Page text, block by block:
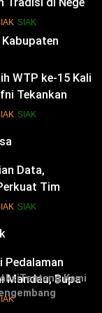
SIAK
WTP ke-15 Kali
Tekankan
Keuangan
SIAK
Data,
Tim
Mendukung
SIAK
Pedalaman
Mandau, Bupati
Warga
Tentang Kami